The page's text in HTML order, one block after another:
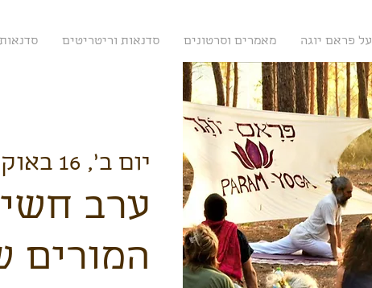
על פראם יוגה מאמרים וסרטונים סדנאות וריטריטים
יום ב׳, 16 באוק׳
ערב
המורים